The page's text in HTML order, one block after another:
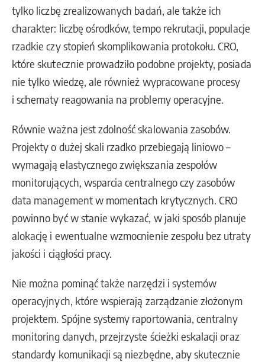
tylko liczbę zrealizowanych badań, ale także ich
charakter: liczbę ośrodków, tempo rekrutacji, populacje
rzadkie czy stopień skomplikowania protokołu. CRO,
które skutecznie prowadziło podobne projekty, posiada
nie tylko wiedzę, ale również wypracowane procesy
i schematy reagowania na problemy operacyjne.
Równie ważna jest zdolność skalowania zasobów.
Projekty o dużej skali rzadko przebiegają liniowo –
wymagają elastycznego zwiększania zespołów
monitorujących, wsparcia centralnego czy zasobów
data management w momentach krytycznych. CRO
powinno być w stanie wykazać, w jaki sposób planuje
alokację i ewentualne wzmocnienie zespołu bez utraty
jakości i ciągłości pracy.
Nie można pominąć także narzędzi i systemów
operacyjnych, które wspierają zarządzanie złożonym
projektem. Spójne systemy raportowania, centralny
monitoring danych, przejrzyste ścieżki eskalacji oraz
standardy komunikacji są niezbędne, aby skutecznie